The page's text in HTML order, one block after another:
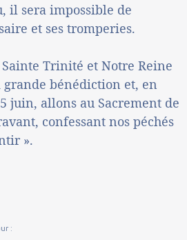
il sera impossible de
et ses tromperies.
Sainte Trinité et Notre Reine
bénédiction et, en
juin, allons au Sacrement de
confessant nos péchés
».
: